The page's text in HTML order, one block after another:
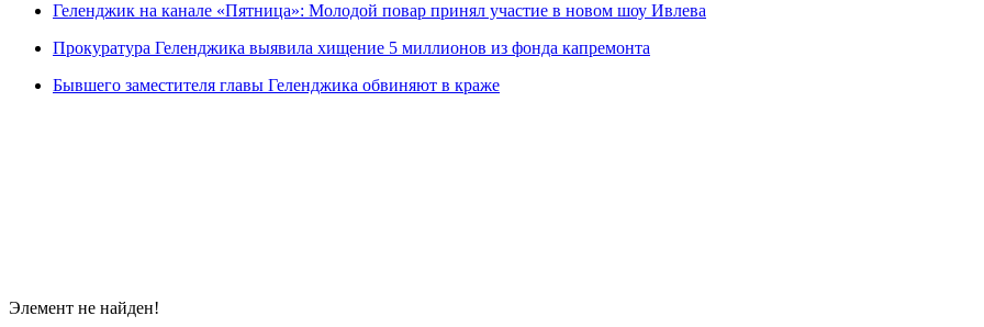
Геленджик на канале «Пятница»: Молодой повар принял участие в новом шоу Ивлева
Прокуратура Геленджика выявила хищение 5 миллионов из фонда капремонта
Бывшего заместителя главы Геленджика обвиняют в краже
Элемент не найден!